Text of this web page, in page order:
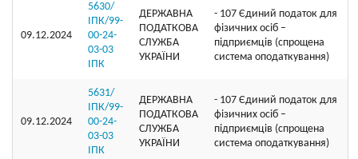
09.12.2024
5630/
ІПК/99-
00-24-
03-03
ІПК
ДЕРЖАВНА
ПОДАТКОВА
СЛУЖБА
УКРАЇНИ
- 107 Єдиний податок для
фізичних осіб –
підприємців (спрощена
система оподаткування)
09.12.2024
5631/
ІПК/99-
00-24-
03-03
ІПК
ДЕРЖАВНА
ПОДАТКОВА
СЛУЖБА
УКРАЇНИ
- 107 Єдиний податок для
фізичних осіб –
підприємців (спрощена
система оподаткування)